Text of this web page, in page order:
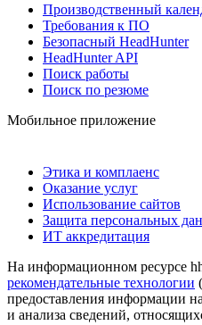
Производственный
Требования к ПО
Безопасный HeadHunter
HeadHunter API
Поиск работы
Поиск по резюме
Мобильное приложение
Этика и комплаенс
Оказание услуг
Использование сайтов
Защита персональных
ИТ аккредитация
На информационном ресурсе
рекомендательные технологии
предоставления информации
и анализа сведений,